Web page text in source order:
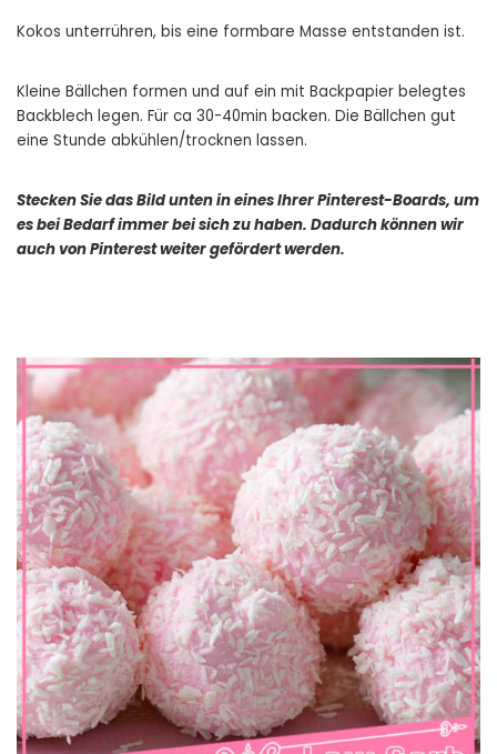
Kokos unterrühren, bis eine formbare Masse entstanden ist.
Kleine Bällchen formen und auf ein mit Backpapier belegtes
Backblech legen. Für ca 30-40min backen. Die Bällchen gut
eine Stunde abkühlen/trocknen lassen.
Stecken Sie das Bild unten in eines Ihrer Pinterest-Boards, um
es bei Bedarf immer bei sich zu haben. Dadurch können wir
auch von Pinterest weiter gefördert werden.